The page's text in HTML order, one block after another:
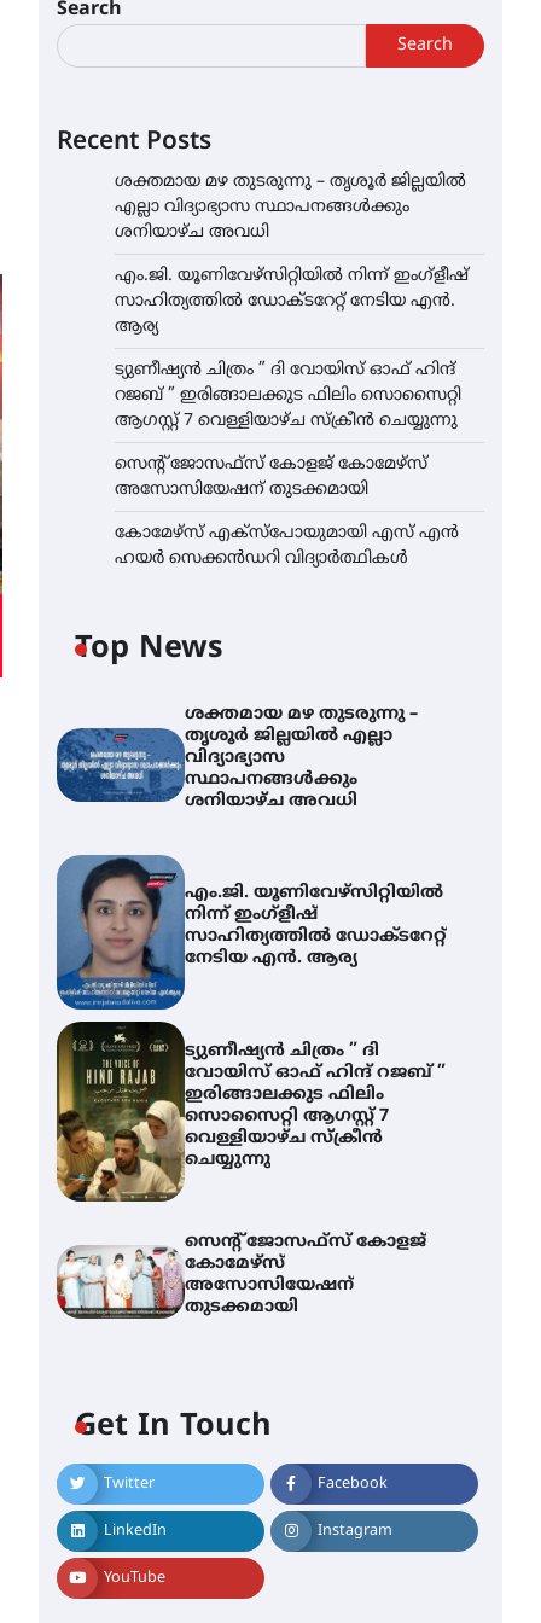
Search
Search
Recent Posts
ശക്തമായ മഴ തുടരുന്നു – തൃശൂർ ജില്ലയിൽ
എല്ലാ വിദ്യാഭ്യാസ സ്ഥാപനങ്ങൾക്കും
ശനിയാഴ്ച അവധി
എം.ജി. യൂണിവേഴ്‌സിറ്റിയിൽ നിന്ന് ഇംഗ്ളീഷ്
സാഹിത്യത്തിൽ ഡോക്ടറേറ്റ് നേടിയ എൻ.
ആര്യ
ട്യുണീഷ്യൻ ചിത്രം ” ദി വോയിസ് ഓഫ് ഹിന്ദ്
റജബ് ” ഇരിങ്ങാലക്കുട ഫിലിം സൊസൈറ്റി
ആഗസ്റ്റ് 7 വെള്ളിയാഴ്ച സ്‌ക്രീൻ ചെയ്യുന്നു
സെന്റ് ജോസഫ്സ് കോളജ് കോമേഴ്‌സ്
അസോസിയേഷന് തുടക്കമായി
കോമേഴ്സ് എക്സ്പോയുമായി എസ് എൻ
ഹയർ സെക്കൻഡറി വിദ്യാർത്ഥികൾ
Top News
ശക്തമായ മഴ തുടരുന്നു –
തൃശൂർ ജില്ലയിൽ എല്ലാ
വിദ്യാഭ്യാസ
സ്ഥാപനങ്ങൾക്കും
ശനിയാഴ്ച അവധി
എം.ജി. യൂണിവേഴ്‌സിറ്റിയിൽ
നിന്ന് ഇംഗ്ളീഷ്
സാഹിത്യത്തിൽ ഡോക്ടറേറ്റ്
നേടിയ എൻ. ആര്യ
ട്യുണീഷ്യൻ ചിത്രം ” ദി
വോയിസ് ഓഫ് ഹിന്ദ് റജബ് ”
ഇരിങ്ങാലക്കുട ഫിലിം
സൊസൈറ്റി ആഗസ്റ്റ് 7
വെള്ളിയാഴ്ച സ്‌ക്രീൻ
ചെയ്യുന്നു
സെന്റ് ജോസഫ്സ് കോളജ്
കോമേഴ്‌സ്
അസോസിയേഷന്
തുടക്കമായി
Get In Touch
Twitter Facebook
LinkedIn Instagram
YouTube
നിന്ന് ഇംഗ്ളീഷ്
സാഹിത്യത്തിൽ ഡോക്ടറേറ്റ്
നേടിയ എൻ. ആര്യ
August 7, 2026
ട്യുണീഷ്യൻ ചിത്രം ” ദി
വോയിസ് ഓഫ് ഹിന്ദ് റജബ് ”
ഇരിങ്ങാലക്കുട ഫിലിം
സൊസൈറ്റി ആഗസ്റ്റ് 7
വെള്ളിയാഴ്ച സ്‌ക്രീൻ